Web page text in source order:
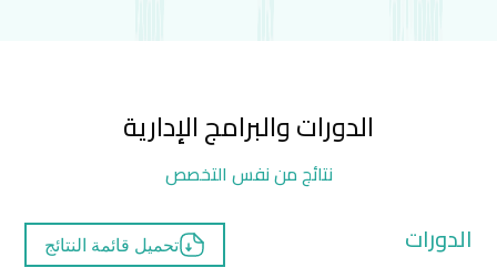
الدورات والبرامج الإدارية
نتائج من نفس التخصص
الدورات تحميل قائمة النتائج